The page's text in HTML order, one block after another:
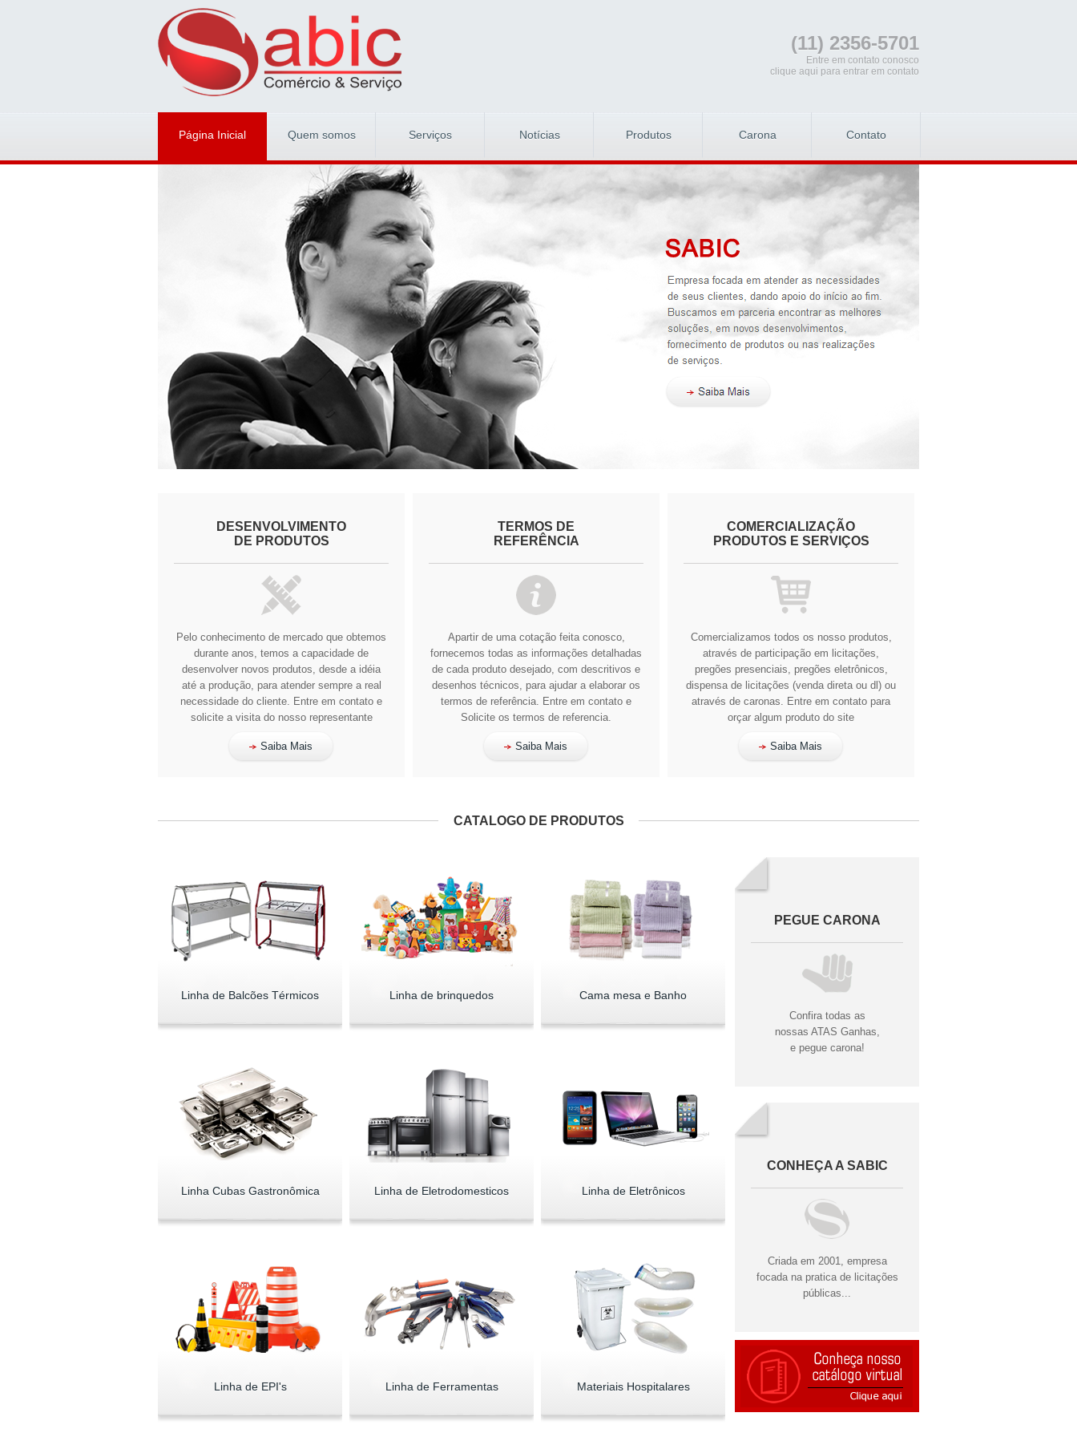
(11) 2356-5701
Entre em contato conosco
clique aqui para entrar em contato
Página Inicial Quem somos Serviços Notícias Produtos Carona Contato
DESENVOLVIMENTO
DE PRODUTOS
Pelo conhecimento de mercado que obtemos
durante anos, temos a capacidade de
desenvolver novos produtos, desde a idéia
até a produção, para atender sempre a real
necessidade do cliente. Entre em contato e
solicite a visita do nosso representante
Saiba Mais
TERMOS DE
REFERÊNCIA
Apartir de uma cotação feita conosco,
fornecemos todas as informações detalhadas
de cada produto desejado, com descritivos e
desenhos técnicos, para ajudar a elaborar os
termos de referência. Entre em contato e
Solicite os termos de referencia.
Saiba Mais
COMERCIALIZAÇÃO
PRODUTOS E SERVIÇOS
Comercializamos todos os nosso produtos,
através de participação em licitações,
pregões presenciais, pregões eletrônicos,
dispensa de licitações (venda direta ou dl) ou
através de caronas. Entre em contato para
orçar algum produto do site
Saiba Mais
CATALOGO DE PRODUTOS
PEGUE CARONA
Confira todas as
nossas ATAS Ganhas,
e pegue carona!
CONHEÇA A SABIC
Criada em 2001, empresa
focada na pratica de licitações
públicas...
Linha de Balcões Térmicos Linha de brinquedos Cama mesa e Banho
Linha Cubas Gastronômica Linha de Eletrodomesticos Linha de Eletrônicos
Linha de EPI's Linha de Ferramentas Materiais Hospitalares